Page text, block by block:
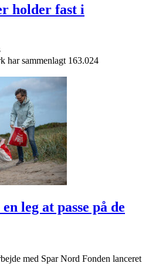
holder fast i
har sammenlagt 163.024
leg at passe på de
med Spar Nord Fonden lanceret